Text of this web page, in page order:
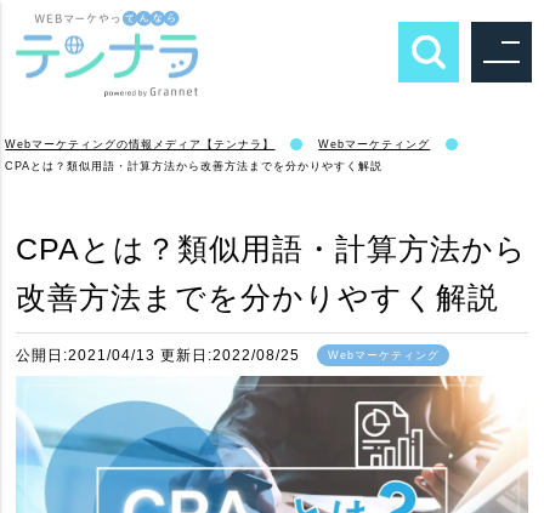
Webマーケティングの情報メディア【テンナラ】
Webマーケティング
CPAとは？類似用語・計算方法から改善方法までを分かりやすく解説
CPAとは？類似用語・計算方法から
改善方法までを分かりやすく解説
公開日:2021/04/13 更新日:2022/08/25 Webマーケティング